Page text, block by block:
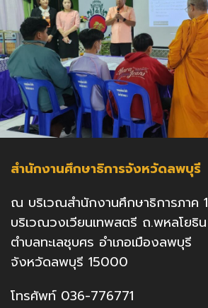
สำนักงานศึกษาธิการจังหวัดลพบุรี
ณ บริเวณสำนักงานศึกษาธิการภาค 1
บริเวณวงเวียนเทพสตรี ถ.พหลโยธิน
ตำบลทะเลชุบศร อำเภอเมืองลพบุรี
จังหวัดลพบุรี 15000
โทรศัพท์ 036-776771